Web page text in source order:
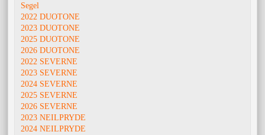
Segel
2022 DUOTONE
2023 DUOTONE
2025 DUOTONE
2026 DUOTONE
2022 SEVERNE
2023 SEVERNE
2024 SEVERNE
2025 SEVERNE
2026 SEVERNE
2023 NEILPRYDE
2024 NEILPRYDE